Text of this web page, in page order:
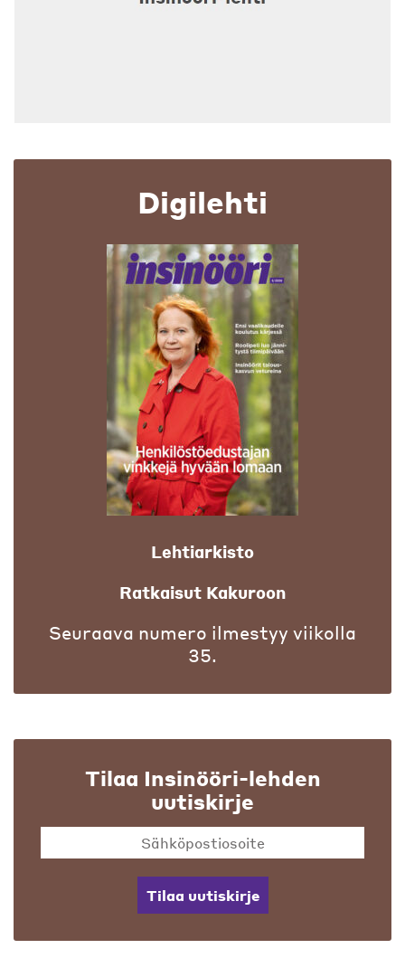
Digilehti
Lehtiarkisto
Ratkaisut Kakuroon
Seuraava numero ilmestyy viikolla
35.
Tilaa Insinööri-lehden
uutiskirje
Tilaa uutiskirje